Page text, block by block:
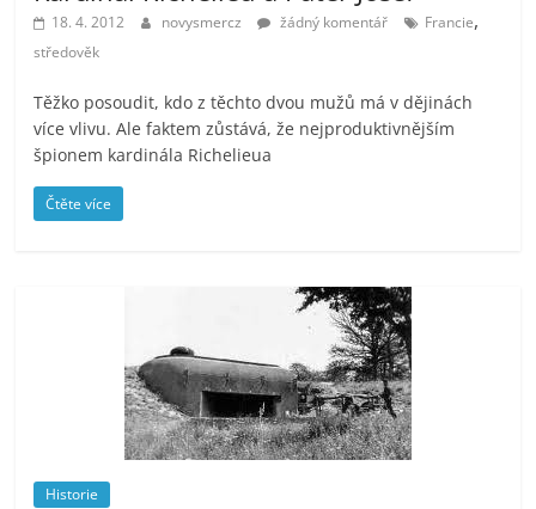
18. 4. 2012 novysmercz žádný komentář Francie,
středověk
Těžko posoudit, kdo z těchto dvou mužů má v dějinách
více vlivu. Ale faktem zůstává, že nejproduktivnějším
špionem kardinála Richelieua
Čtěte více
Historie